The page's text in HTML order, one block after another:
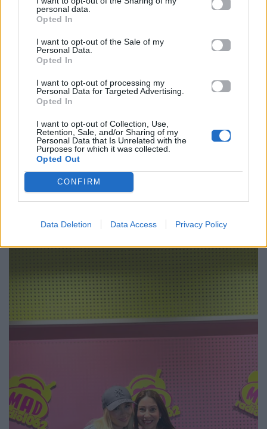
personal data.
Opted In
I want to opt-out of the Sale of my
Personal Data.
Opted In
I want to opt-out of processing my
Personal Data for Targeted Advertising.
Opted In
I want to opt-out of Collection, Use,
Retention, Sale, and/or Sharing of my
Personal Data that Is Unrelated with the
Purposes for which it was collected.
Opted Out
CONFIRM
Data Deletion Data Access Privacy Policy
της καριέρας του, αποτελώντας μουσικό
φαινόμενο.
Με αφορμή αυτό, η ίδια ανέφερε ότι:
«Η εικόνα
και η αισθητική ενός καλλιτέχνη είναι
δήλωση!…Εγώ κάνω δήλωση και με την εικόνα
μου».Παράλληλα, αναφορικά με το πώς την
δεν αντιλαμβάνεται ότι ο καθένας μας είναι μια
πολυδιάσταση οντότητα…Όλοι είμαστε
πολυδιάστατοι και ελέυθεροι να εκφράζουμε όλες
τις ταυτότητές μας, ανάλογα με το πότε το
νιώθουμε».